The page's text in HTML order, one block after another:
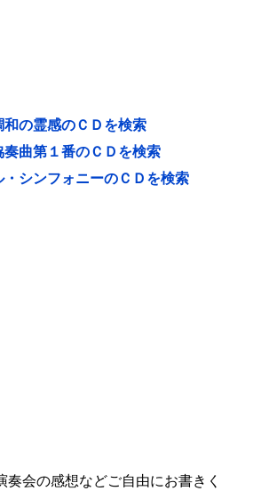
和の霊感のＣＤを検索
曲第１番のＣＤを検索
シンフォニーのＣＤを検索
奏会の感想などご自由にお書きく